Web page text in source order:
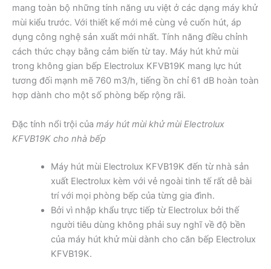
mang toàn bộ những tính năng ưu việt ở các dạng máy khử
mùi kiểu trước. Với thiết kế mới mẻ cùng vẻ cuốn hút, áp
dụng công nghệ sản xuất mới nhất. Tính năng điều chỉnh
cách thức chạy bằng cảm biến từ tay. Máy hút khử mùi
trong không gian bếp Electrolux KFVB19K mang lực hút
tương đối mạnh mẽ 760 m3/h, tiếng ồn chỉ 61 dB hoàn toàn
hợp dành cho một số phòng bếp rộng rãi.
Đặc tính nổi trội của máy hút mùi khử mùi Electrolux
KFVB19K cho nhà bếp
Máy hút mùi Electrolux KFVB19K đến từ nhà sản
xuất Electrolux kèm với vẻ ngoài tinh tế rất dễ bài
trí với mọi phòng bếp của từng gia đình.
Bởi vì nhập khẩu trực tiếp từ Electrolux bởi thế
người tiêu dùng không phải suy nghĩ về độ bền
của máy hút khử mùi dành cho căn bếp Electrolux
KFVB19K.